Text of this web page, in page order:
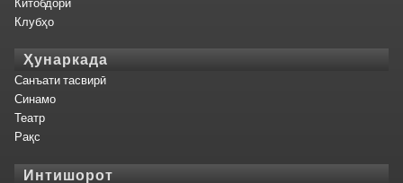
Китобдорӣ
Клубҳо
Ҳунаркада
Санъати тасвирӣ
Синамо
Театр
Рақс
Интишорот